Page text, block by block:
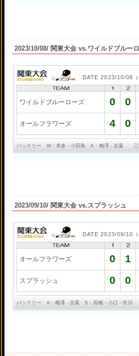
2023/10/08/ 関東大会 vs.ワイルドブルー
DATE 2023/10/08
ワイルドブルーローズ 0 0
オールフラワーズ 4 0
バッテリー W：本多 - 小田島 A：梅澤 - 吉葉
2023/09/10/ 関東大会 vs.スプラッシュ
DATE 2023/09/10
オールフラワーズ 0 1
スプラッシュ 0 0
バッテリー A：梅澤 - 吉葉 S：高橋・小口 -